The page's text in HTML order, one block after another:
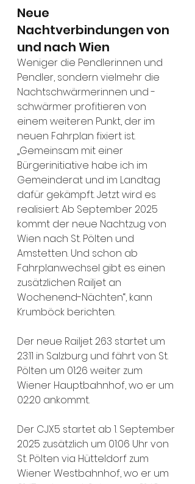
Neue
Nachtverbindungen von
und nach Wien
Weniger die Pendlerinnen und
Pendler, sondern vielmehr die
Nachtschwärmerinnen und -
schwärmer profitieren von
einem weiteren Punkt, der im
neuen Fahrplan fixiert ist.
„Gemeinsam mit einer
Bürgerinitiative habe ich im
Gemeinderat und im Landtag
dafür gekämpft. Jetzt wird es
realisiert: Ab September 2025
kommt der neue Nachtzug von
Wien nach St. Pölten und
Amstetten. Und schon ab
Fahrplanwechsel gibt es einen
zusätzlichen Railjet an
Wochenend-Nächten“, kann
Krumböck berichten.
Der neue Railjet 263 startet um
23:11 in Salzburg und fährt von St.
Pölten um 01:26 weiter zum
Wiener Hauptbahnhof, wo er um
02:20 ankommt.
Der CJX5 startet ab 1. September
2025 zusätzlich um 01:06 Uhr von
St. Pölten via Hütteldorf zum
Wiener Westbahnhof, wo er um